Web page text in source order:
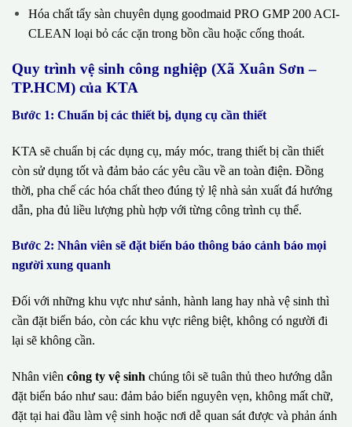
Hóa chất tẩy sàn chuyên dụng goodmaid PRO GMP 200 ACI-
CLEAN loại bỏ các cặn trong bồn cầu hoặc cống thoát.
Quy trình vệ sinh công nghiệp (Xã Xuân Sơn –
TP.HCM) của KTA
Bước 1: Chuẩn bị các thiết bị, dụng cụ cần thiết
KTA sẽ chuẩn bị các dụng cụ, máy móc, trang thiết bị cần thiết
còn sử dụng tốt và đảm bảo các yêu cầu về an toàn điện. Đồng
thời, pha chế các hóa chất theo đúng tỷ lệ nhà sản xuất đá hướng
dẫn, pha đủ liều lượng phù hợp với từng công trình cụ thể.
Bước 2: Nhân viên sẽ đặt biển báo thông báo cảnh báo mọi
người xung quanh
Đối với những khu vực như sảnh, hành lang hay nhà vệ sinh thì
cần đặt biển báo, còn các khu vực riêng biệt, không có người đi
lại sẽ không cần.
Nhân viên công ty vệ sinh chúng tôi sẽ tuân thủ theo hướng dẫn
đặt biển báo như sau: đảm bảo biển nguyên vẹn, không mất chữ,
đặt tại hai đầu làm vệ sinh hoặc nơi dễ quan sát được và phản ánh